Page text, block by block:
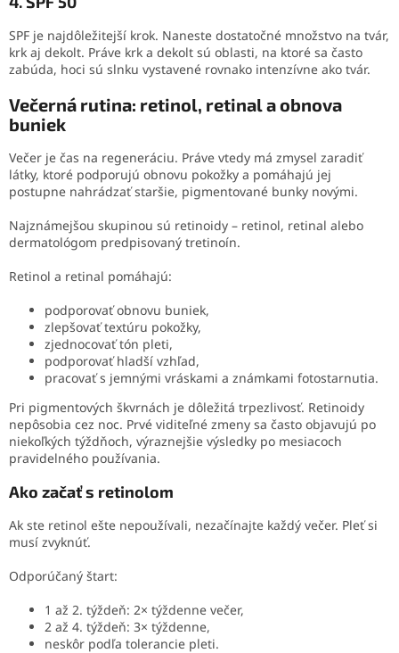
SPF je najdôležitejší krok. Naneste dostatočné množstvo na tvár,
krk aj dekolt. Práve krk a dekolt sú oblasti, na ktoré sa často
zabúda, hoci sú slnku vystavené rovnako intenzívne ako tvár.
Večerná rutina: retinol, retinal a obnova
buniek
Večer je čas na regeneráciu. Práve vtedy má zmysel zaradiť
látky, ktoré podporujú obnovu pokožky a pomáhajú jej
postupne nahrádzať staršie, pigmentované bunky novými.
Najznámejšou skupinou sú retinoidy – retinol, retinal alebo
dermatológom predpisovaný tretinoín.
Retinol a retinal pomáhajú:
podporovať obnovu buniek,
zlepšovať textúru pokožky,
zjednocovať tón pleti,
podporovať hladší vzhľad,
pracovať s jemnými vráskami a známkami fotostarnutia.
Pri pigmentových škvrnách je dôležitá trpezlivosť. Retinoidy
nepôsobia cez noc. Prvé viditeľné zmeny sa často objavujú po
niekoľkých týždňoch, výraznejšie výsledky po mesiacoch
pravidelného používania.
Ako začať s retinolom
Ak ste retinol ešte nepoužívali, nezačínajte každý večer. Pleť si
musí zvyknúť.
Odporúčaný štart:
1 až 2. týždeň: 2× týždenne večer,
2 až 4. týždeň: 3× týždenne,
neskôr podľa tolerancie pleti.